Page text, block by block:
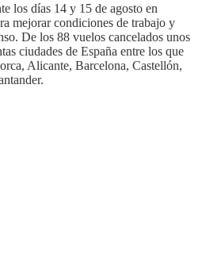
los días 14 y 15 de agosto en
mejorar condiciones de trabajo y
De los 88 vuelos cancelados unos
ciudades de España entre los que
Alicante, Barcelona, Castellón,